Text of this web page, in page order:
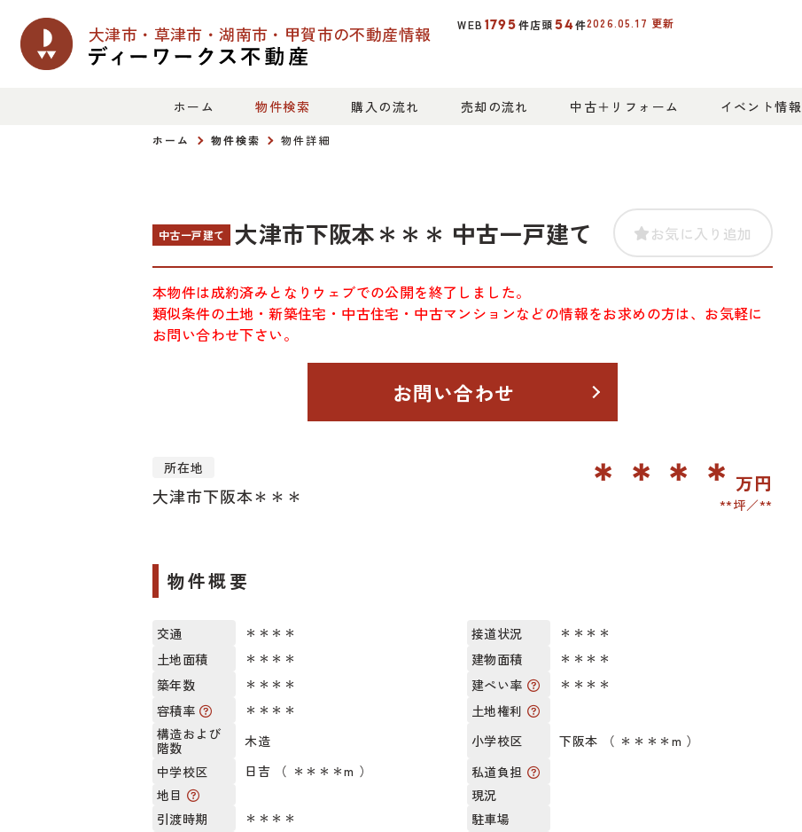
WEB 1795件店頭 54件2026.05.17 更新
大津市・草津市・湖南市・甲賀市の不動産情報
ホーム 物件検索 購入の流れ 売却の流れ 中古＋リフォーム イベント情報
ホーム 物件検索 物件詳細
中古一戸建て 大津市下阪本＊＊＊ 中古一戸建て お気に入り追加
本物件は成約済みとなりウェブでの公開を終了しました。
類似条件の土地・新築住宅・中古住宅・中古マンションなどの情報をお求めの方は、お気軽に
お問い合わせ下さい。
お問い合わせ
所在地
大津市下阪本＊＊＊ ＊＊＊＊ 万円
**坪 **
物件概要
交通 ＊＊＊＊ 接道状況
＊＊＊＊
土地面積
＊＊＊＊ 建物面積
＊＊＊＊
築年数
＊＊＊＊ 建ぺい率
＊＊＊＊
容積率
＊＊＊＊
土地権利
構造および
階数
木造 小学校区
下阪本 （ ＊＊＊＊m ）
中学校区
日吉 （ ＊＊＊＊m ）
私道負担
地目
現況
引渡時期
＊＊＊＊
駐車場